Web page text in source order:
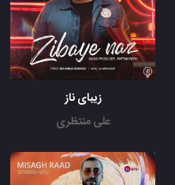
زیبای ناز
علی منتظری